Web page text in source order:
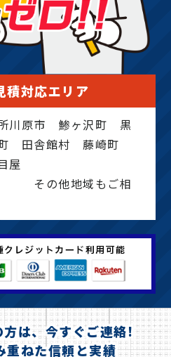
積対応エリア
川原市 鯵ヶ沢町 黒
田舎館村 藤崎町
屋
域もご相
は、今すぐご連絡!
重ねた信頼と実績